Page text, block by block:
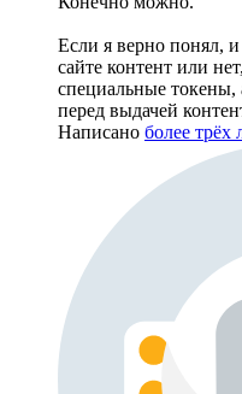
Если я верно понял,
сайте контент или
специальные токены,
перед выдачей
Написано более трёх